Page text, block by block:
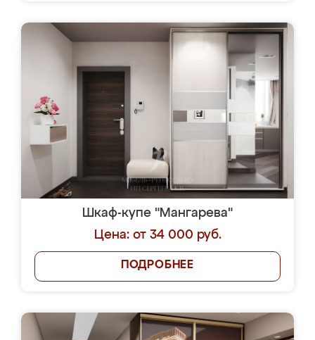
Шкаф-купе "Мангарева"
Цена: от 34 000 руб.
ПОДРОБНЕЕ